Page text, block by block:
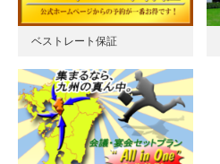
ベストレート保証